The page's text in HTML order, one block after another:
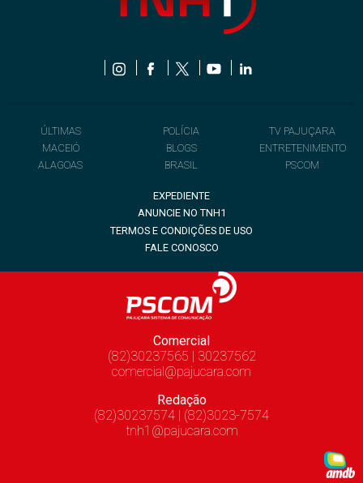
ÚLTIMAS
MACEIÓ
ALAGOAS
POLÍCIA
BLOGS
BRASIL
TV PAJUÇARA
ENTRETENIMENTO
PSCOM
EXPEDIENTE
ANUNCIE NO TNH1
TERMOS E CONDIÇÕES DE USO
FALE CONOSCO
Comercial
(82)30237565 | 30237562
comercial@pajucara.com
Redação
(82)30237574 | (82)3023-7574
tnh1@pajucara.com